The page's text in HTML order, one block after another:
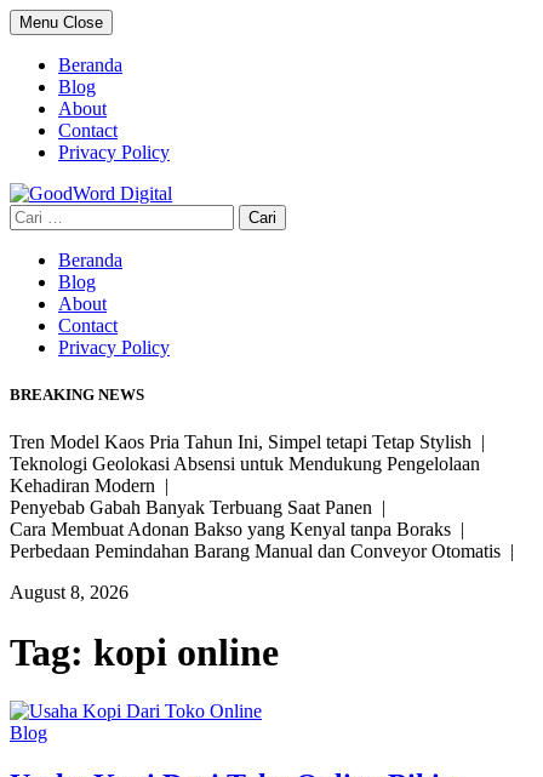
Skip
to
content
Menu Close
Beranda
Blog
About
Contact
Privacy Policy
Cari
untuk:
Beranda
Blog
About
Contact
Privacy Policy
BREAKING NEWS
Tren Model Kaos Pria Tahun Ini, Simpel tetapi Tetap Stylish |
Teknologi Geolokasi Absensi untuk Mendukung Pengelolaan
Kehadiran Modern |
Penyebab Gabah Banyak Terbuang Saat Panen |
Cara Membuat Adonan Bakso yang Kenyal tanpa Boraks |
Perbedaan Pemindahan Barang Manual dan Conveyor Otomatis |
August 8, 2026
Tag: kopi online
Blog